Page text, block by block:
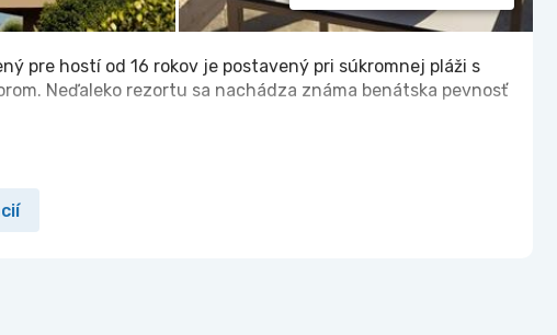
pre hostí od 16 rokov je postavený pri súkromnej pláži s
Neďaleko rezortu sa nachádza známa benátska pevnosť